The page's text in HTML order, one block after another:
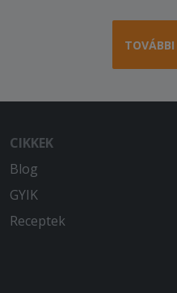
CIKKEK
Blog
GYIK
Receptek